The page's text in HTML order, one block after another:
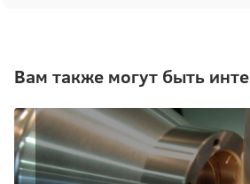
Вам также могут быть